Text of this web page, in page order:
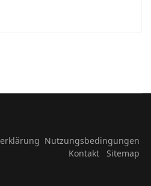
Nutzungsbedingungen
Kontakt
Sitemap